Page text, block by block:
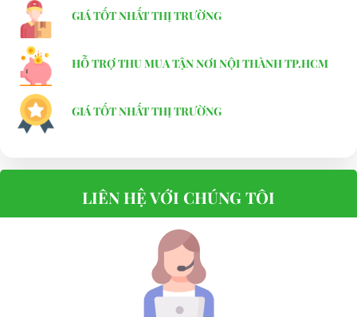
GIÁ TỐT NHẤT THỊ TRƯỜNG
HỖ TRỢ THU MUA TẬN NƠI NỘI THÀNH TP.HCM
GIÁ TỐT NHẤT THỊ TRƯỜNG
LIÊN HỆ VỚI CHÚNG TÔI